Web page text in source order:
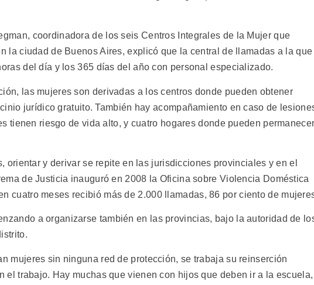
coordinadora de los seis Centros Integrales de la Mujer que
la ciudad de Buenos Aires, explicó que la central de llamadas a la que
del día y los 365 días del año con personal especializado.
las mujeres son derivadas a los centros donde pueden obtener
jurídico gratuito. También hay acompañamiento en caso de
tienen riesgo de vida alto, y cuatro hogares donde pueden permanecer
orientar y derivar se repite en las jurisdicciones provinciales y en el
de Justicia inauguró en 2008 la Oficina sobre Violencia Doméstica
cuatro meses recibió más de 2.000 llamadas, 86 por ciento de
a organizarse también en las provincias, bajo la autoridad de
mujeres sin ninguna red de protección, se trabaja su reinserción
el trabajo. Hay muchas que vienen con hijos que deben ir a la escuela,